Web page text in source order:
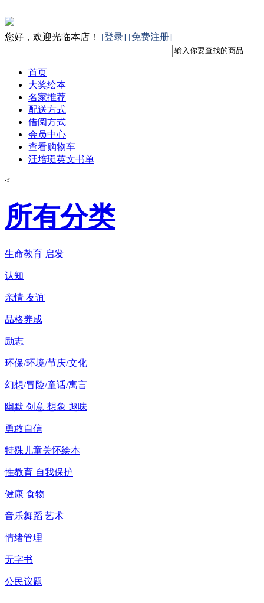
您好，欢迎光临本店！ [登录] [免费注册]
首页
大奖绘本
名家推荐
配送方式
借阅方式
会员中心
查看购物车
汪培珽英文书单
<
所有分类
生命教育 启发
认知
亲情 友谊
品格养成
励志
环保/环境/节庆/文化
幻想/冒险/童话/寓言
幽默 创意 想象 趣味
勇敢自信
特殊儿童关怀绘本
性教育 自我保护
健康 食物
音乐舞蹈 艺术
情绪管理
无字书
公民议题